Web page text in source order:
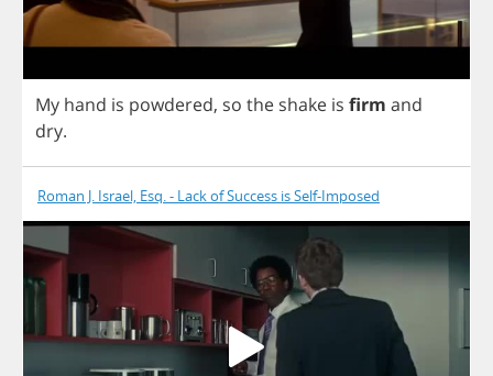
My hand is powdered, so the shake is firm and
dry.
Roman J. Israel, Esq. - Lack of Success is Self-Imposed